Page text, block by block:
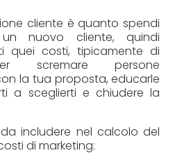
cliente è quanto spendi
nuovo cliente, quindi
quei costi, tipicamente di
scremare persone
la tua proposta, educarle
a sceglierti e chiudere la
includere nel calcolo del
di marketing: